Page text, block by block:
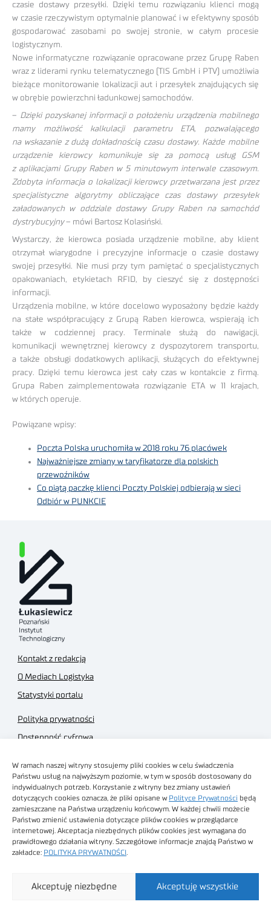
W ramach naszej witryny stosujemy pliki cookies w celu świadczenia
Państwu usług na najwyższym poziomie, w tym w sposób dostosowany do
indywidualnych potrzeb. Korzystanie z witryny bez zmiany ustawień
dotyczących cookies oznacza, że pliki opisane w Polityce Prywatności będą
zamieszczane na Państwa urządzeniu końcowym. W każdej chwili możecie
Państwo zmienić ustawienia dotyczące plików cookies w przeglądarce
internetowej. Akceptacja niezbędnych plików cookies jest wymagana do
prawidłowego działania witryny. Szczegółowe informacje znajdą Państwo w
zakładce: POLITYKA PRYWATNOŚCI
Akceptuję wszystkie
Akceptuję niezbędne
czasie dostawy przesyłki. Dzięki temu rozwiązaniu klienci mogą
w czasie rzeczywistym optymalnie planować i w efektywny sposób
gospodarować zasobami po swojej stronie, w całym procesie
logistycznym.
Nowe informatyczne rozwiązanie opracowane przez Grupę Raben
wraz z liderami rynku telematycznego (TIS GmbH i PTV) umożliwia
bieżące monitorowanie lokalizacji aut i przesyłek znajdujących się
w obrębie powierzchni ładunkowej samochodów.
– Dzięki pozyskanej informacji o położeniu urządzenia mobilnego
mamy możliwość kalkulacji parametru ETA, pozwalającego
na wskazanie z dużą dokładnością czasu dostawy. Każde mobilne
urządzenie kierowcy komunikuje się za pomocą usług GSM
z aplikacjami Grupy Raben w 5 minutowym interwale czasowym.
Zdobyta informacja o lokalizacji kierowcy przetwarzana jest przez
specjalistyczne algorytmy obliczające czas dostawy przesyłek
załadowanych w oddziale dostawy Grupy Raben na samochód
dystrybucyjny– mówi Bartosz Kolasiński.
Wystarczy, że kierowca posiada urządzenie mobilne, aby klient
otrzymał wiarygodne i precyzyjne informacje o czasie dostawy
swojej przesyłki. Nie musi przy tym pamiętać o specjalistycznych
opakowaniach, etykietach RFID, by cieszyć się z dostępności
informacji.
Urządzenia mobilne, w które docelowo wyposażony będzie każdy
na stałe współpracujący z Grupą Raben kierowca, wspierają ich
także w codziennej pracy. Terminale służą do nawigacji,
komunikacji wewnętrznej kierowcy z dyspozytorem transportu,
a także obsługi dodatkowych aplikacji, służących do efektywnej
pracy. Dzięki temu kierowca jest cały czas w kontakcie z firmą.
Grupa Raben zaimplementowała rozwiązanie ETA w 11 krajach,
w których operuje.
Powiązane wpisy:
Poczta Polska uruchomiła w 2018 roku 76 placówek
Najważniejsze zmiany w taryfikatorze dla polskich
przewoźników
Co piątą paczkę klienci Poczty Polskiej odbierają w sieci
Odbiór w PUNKCIE
Kontakt z redakcją
O Mediach Logistyka
Statystyki portalu
Polityka prywatności
Dostępność cyfrowa
Regulamin sklepu
Obrazy stockowe
autorstwa
Technologiczny